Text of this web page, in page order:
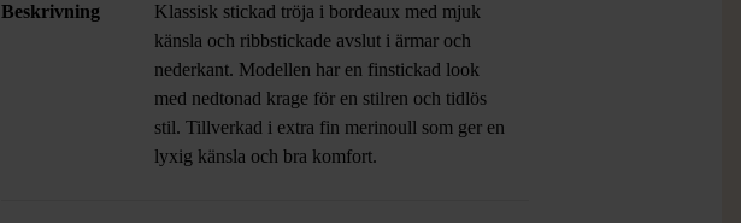
Beskrivning
Klassisk stickad tröja i bordeaux med mjuk
känsla och ribbstickade avslut i ärmar och
nederkant. Modellen har en finstickad look
med nedtonad krage för en stilren och tidlös
stil. Tillverkad i extra fin merinoull som ger en
lyxig känsla och bra komfort.